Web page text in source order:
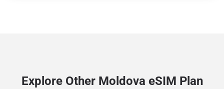
Explore Other Moldova eSIM Plan